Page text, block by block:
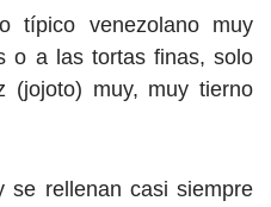
típico venezolano muy
o a las tortas finas, solo
(jojoto) muy, muy tierno
se rellenan casi siempre